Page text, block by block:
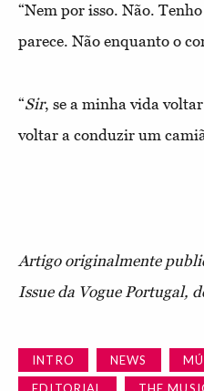
“Nem por isso. Não.
parece. Não enquanto o
“Sir, se a minha vida
voltar a conduzir um
Artigo originalmente
Issue da Vogue Portugal,
INTRO NEWS